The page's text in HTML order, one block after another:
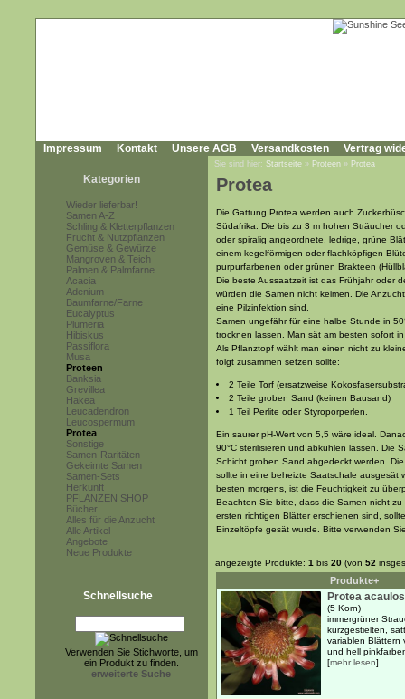
Impressum Kontakt Unsere AGB Versandkosten Vertrag
Kategorien
Wieder lieferbar!
Samen A-Z
Schling & Kletterpflanzen
Frucht & Nutzpflanzen
Gemüse & Gewürze
Mangroven & Teich
Palmen & Palmfarne
Acacia
Adenium
Baumfarne/Farne
Eucalyptus
Plumeria
Hibiskus
Passiflora
Musa
Proteen
Banksia
Grevillea
Hakea
Leucadendron
Leucospermum
Protea
Sonstige
Samen-Raritäten
Gekeimte Samen
Samen-Sets
Herkunft
PFLANZEN SHOP
Bücher
Alles für die Anzucht
Alle Artikel
Angebote
Neue Produkte
Schnellsuche
Verwenden Sie Stichworte, um
ein Produkt zu finden.
erweiterte Suche
Sie sind hier: Startseite » Proteen » Protea
Protea
Die Gattung Protea werden auch
Südafrika. Die bis zu 3 m hohen Sträucher
oder spiralig angeordnete, ledrige, grüne
einem kegelförmigen oder flachköpfigen
purpurfarbenen oder grünen Brakteen
Die beste Aussaatzeit ist das Frühjahr oder
würden die Samen nicht keimen. Die
eine Pilzinfektion sind.
Samen ungefähr für eine halbe Stunde in
trocknen lassen. Man sät am besten sofort
Als Pflanztopf wählt man einen nicht zu
folgt zusammen setzen sollte:
2 Teile Torf (ersatzweise
2 Teile groben Sand (keinen Bausand)
1 Teil Perlite oder Styroporperlen.
Ein saurer pH-Wert von 5,5 wäre ideal.
90°C sterilisieren und abkühlen lassen. Die
Schicht groben Sand abgedeckt werden.
sollte in eine beheizte Saatschale ausgesät
besten morgens, ist die Feuchtigkeit zu
Beachten Sie bitte, dass die Samen nicht
ersten richtigen Blätter erschienen sind,
Einzeltöpfe gesät wurde. Bitte verwenden
angezeigte Produkte: 1 bis 20 (von 52
Produkte+
Protea acaulos
(5 Korn)
immergrüner
kurzgestielten,
variablen Blättern
und hell
[mehr lesen]